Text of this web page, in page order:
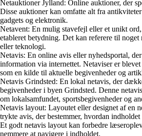
Netauktioner Jylland: Online auktioner, der
Disse auktioner kan omfatte alt fra
gadgets og elektronik.
Netavent: En mulig stavefejl eller et unikt
etableret betydning. Det kan referere til noget
eller teknologi.
Netavis: En online avis eller nyhedsportal,
information via internettet. Netaviser er
som en kilde til aktuelle begivenheder og
Netavis Grindsted: En lokal netavis, der
begivenheder i byen Grindsted. Denne
om lokalsamfundet, sportsbegivenheder og
Netavis layout: Layoutet eller designet af en
trykte avis, der bestemmer, hvordan
Et godt netavis layout kan forbedre
nemmere at navigere i indholdet.